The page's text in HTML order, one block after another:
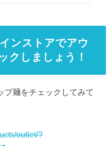
ンストアでアウ
クしましょう！
プ麺をチェックしてみて
outlet/?